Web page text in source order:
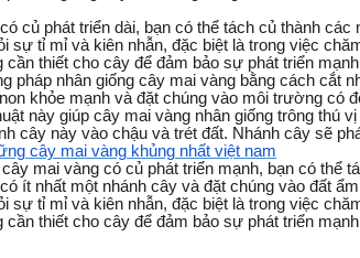
củ phát triển dài, bạn có thể tách củ thành
sự tỉ mỉ và kiên nhẫn, đặc biệt là trong việc
thiết cho cây để đảm bảo sự phát triển
pháp nhân giống cây mai vàng bằng cách cắt
khỏe mạnh và đặt chúng vào môi trường có
này giúp cây mai vàng nhân giống trông
cây này vào chậu và trét đất. Nhánh cây sẽ
cây mai vàng khủng nhất việt nam
mai vàng có củ phát triển mạnh, bạn có
ít nhất một nhánh cây và đặt chúng vào đất
sự tỉ mỉ và kiên nhẫn, đặc biệt là trong việc
thiết cho cây để đảm bảo sự phát triển